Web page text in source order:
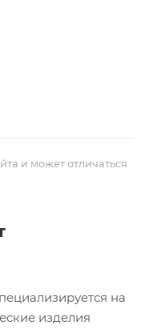
и может отличаться
на
изделия